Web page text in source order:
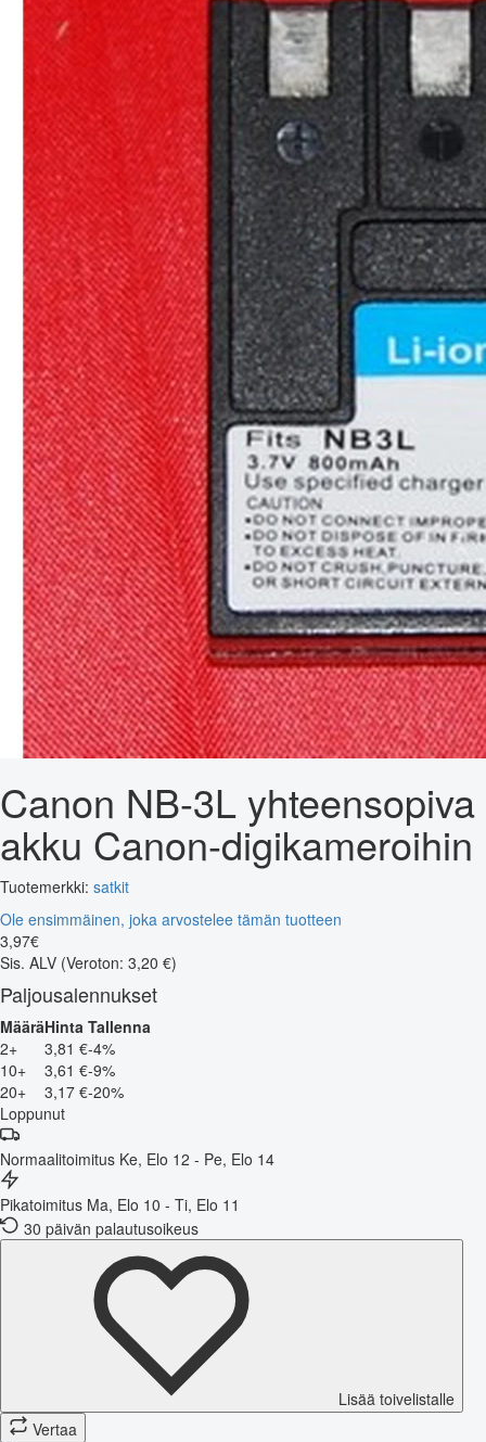
Canon NB-3L yhteensopiva
akku Canon-digikameroihin
Tuotemerkki: satkit
Ole ensimmäinen, joka arvostelee tämän tuotteen
3,97€
Sis. ALV (Veroton: 3,20 €)
Paljousalennukset
MääräHinta Tallenna
2+
3,81 €-4%
10+
3,61 €-9%
20+
3,17 €-20%
Loppunut
Normaalitoimitus Ke, Elo 12 - Pe, Elo 14
Pikatoimitus Ma, Elo 10 - Ti, Elo 11
30 päivän palautusoikeus
Lisää toivelistalle
Vertaa